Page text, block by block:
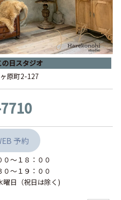
の日スタジオ
原町2-127
予約
０〜１８：００
０〜１９：００
曜日（祝日は除く)